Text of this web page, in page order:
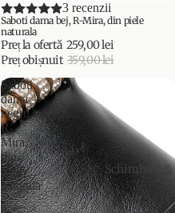
Schimburi
PROMOȚIE 3 recenzii
Saboti dama bej, R-Mira, din piele
naturala
Preț la ofertă 259,00 lei
Preț obișnuit 359,00 lei
Saboti
dama
negru,
R-
Mira,
din
piele
naturala